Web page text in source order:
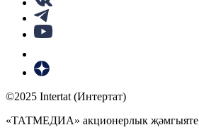
©2025 Intertat (Интертат)
«ТАТМЕДИА» акционерлык җәмгыяте